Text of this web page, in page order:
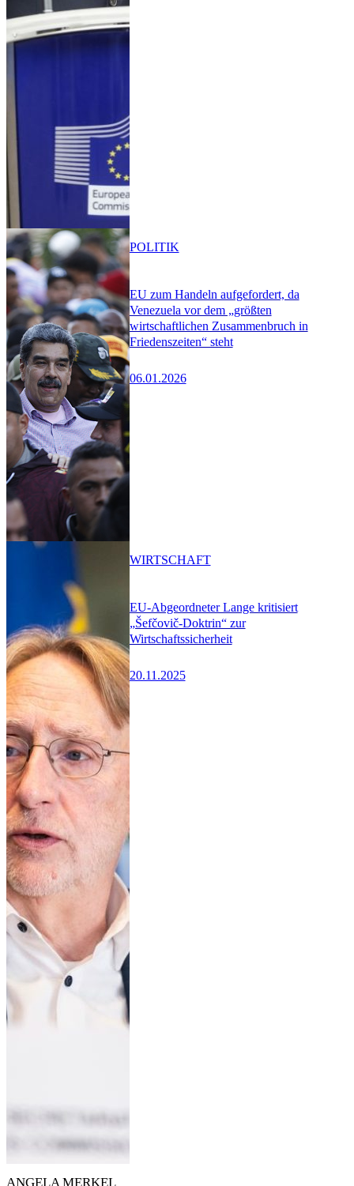
EU zum Handeln aufgefordert, da
Venezuela vor dem „größten
wirtschaftlichen Zusammenbruch in
Friedenszeiten“ steht
06.01.2026
POLITIK
EU-Abgeordneter Lange kritisiert
„Šefčovič-Doktrin“ zur
Wirtschaftssicherheit
20.11.2025
WIRTSCHAFT
ANGELA MERKEL